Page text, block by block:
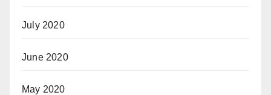
July 2020
June 2020
May 2020